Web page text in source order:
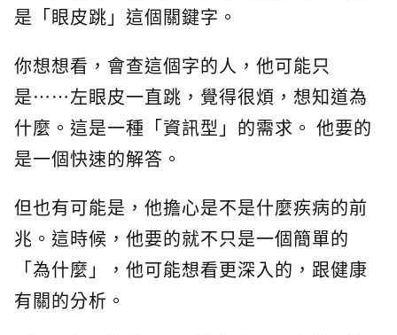
是「眼皮跳」這個關鍵字。
你想想看，會查這個字的人，他可能只
是⋯⋯左眼皮一直跳，覺得很煩，想知道為
什麼。這是一種「資訊型」的需求。 他要的
是一個快速的解答。
但也有可能是，他擔心是不是什麼疾病的前
兆。這時候，他要的就不只是一個簡單的
「為什麼」，他可能想看更深入的，跟健康
有關的分析。